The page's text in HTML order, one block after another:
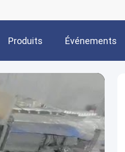
Produits Événements